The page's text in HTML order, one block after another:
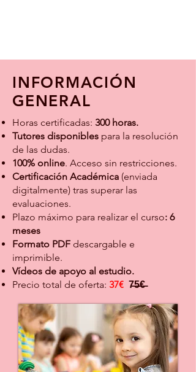
INFORMACIÓN
GENERAL
Horas certificadas: 300 horas.
Tutores disponibles para la resolución
de las dudas.
100% online. Acceso sin restricciones.
Certificación Académica (enviada
digitalmente) tras superar las
evaluaciones.
Plazo máximo para realizar el curso: 6
meses
Formato PDF descargable e
imprimible.
Vídeos de apoyo al estudio.
Precio total de oferta: 37€ 7̶5̶€̶